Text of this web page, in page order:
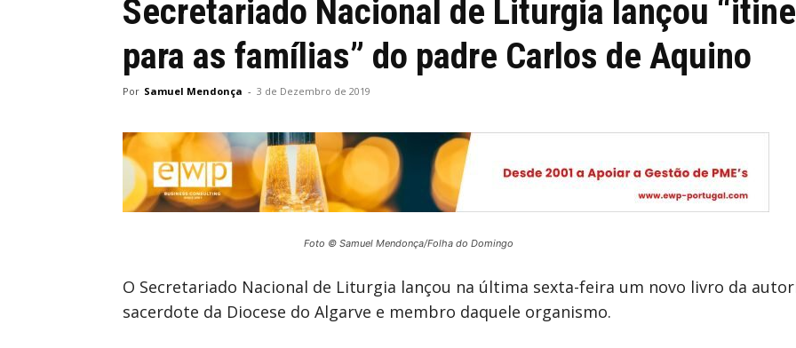
Secretariado Nacional de Liturgia lançou
para as famílias” do padre Carlos de Aquino
Por Samuel Mendonça - 3 de Dezembro de 2019
Foto © Samuel Mendonça/Folha do Domingo
O Secretariado Nacional de Liturgia lançou na última sexta-feira um novo livro da
sacerdote da Diocese do Algarve e membro daquele organismo.